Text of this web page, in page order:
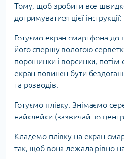
Тому, щоб зробити все
дотримуватися цієї інструкції:
Готуємо екран смартфона до
його спершу вологою
порошинки і ворсинки, потім
екран повинен бути
та розводів.
Готуємо плівку. Знімаємо
найклейки (зазвичай по
Кладемо плівку на екран
так, щоб вона лежала рівно